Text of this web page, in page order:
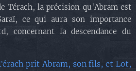
Térach, la précision qu'Abram est
ce qui aura son importance
concernant la descendance du
prit Abram, son fils, et Lot,